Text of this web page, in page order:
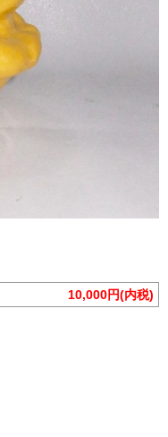
10,000円(内税)